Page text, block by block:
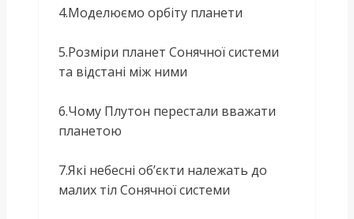
4.Моделюємо орбіту планети
5.Розміри планет Сонячної системи
та відстані між ними
6.Чому Плутон перестали вважати
планетою
7.Які небесні об’єкти належать до
малих тіл Сонячної системи